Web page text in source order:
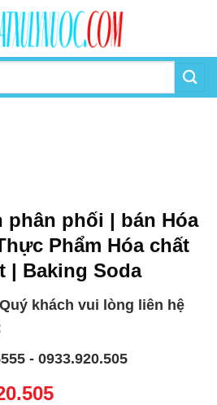
phối | bán Hóa
Phẩm Hóa chất
| Baking Soda
khách vui lòng liên hệ
- 0933.920.505